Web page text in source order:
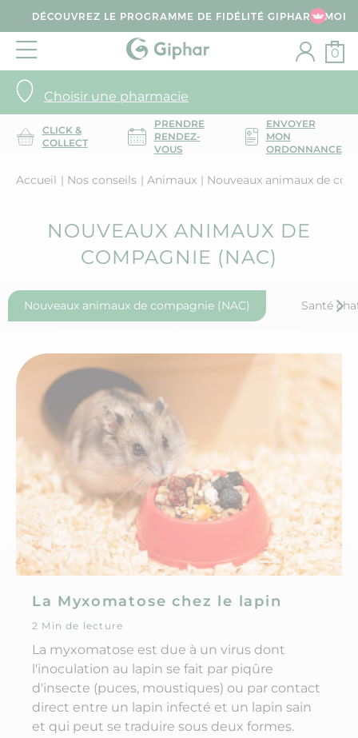
DÉCOUVREZ LE PROGRAMME DE FIDÉLITÉ GIPHAR & MOI
Choisir une pharmacie
0
CLICK &
COLLECT
PRENDRE
RENDEZ-
VOUS
ENVOYER
MON
ORDONNANCE
Accueil Nos conseils Animaux Nouveaux animaux de
NOUVEAUX ANIMAUX DE
COMPAGNIE (NAC)
Nouveaux animaux de compagnie (NAC) Santé
La Myxomatose chez le lapin
2 Min de lecture
La myxomatose est due à un virus dont
l'inoculation au lapin se fait par piqûre
d'insecte (puces, moustiques) ou par contact
direct entre un lapin infecté et un lapin sain
et qui peut se traduire sous deux formes.